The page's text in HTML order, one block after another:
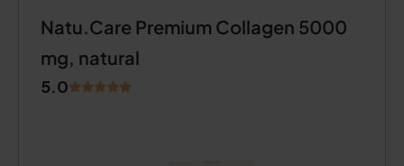
Natu.Care Premium Collagen 5000
mg, natural
5.0